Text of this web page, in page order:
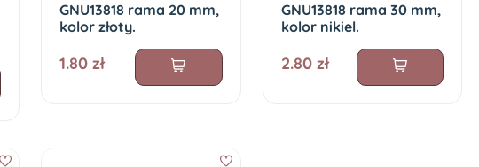
GNU13818 rama 20 mm,
kolor złoty.
1.80 zł
GNU13818 rama 30 mm,
kolor nikiel.
2.80 zł